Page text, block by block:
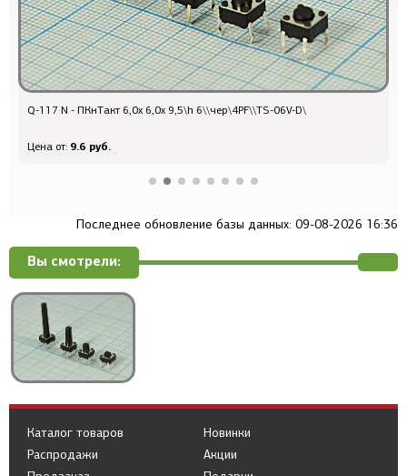
Q-117 N - ПКнТакт 6,0x 6,0x 9,5\h 6\\чер\4PF\\TS-06V-D\
Цена от: 9.6 руб.
Последнее обновление базы данных: 09-08-2026 16:36
Вы смотрели:
Каталог товаров
Распродажи
Новинки
Акции